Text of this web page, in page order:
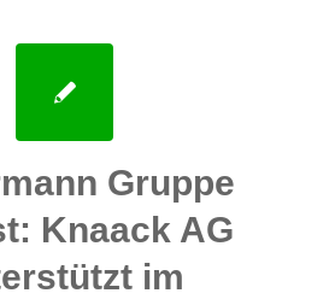
Gruppe
Knaack AG
im